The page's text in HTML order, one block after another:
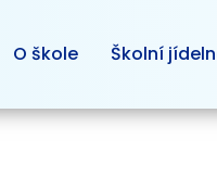
O škole Školní